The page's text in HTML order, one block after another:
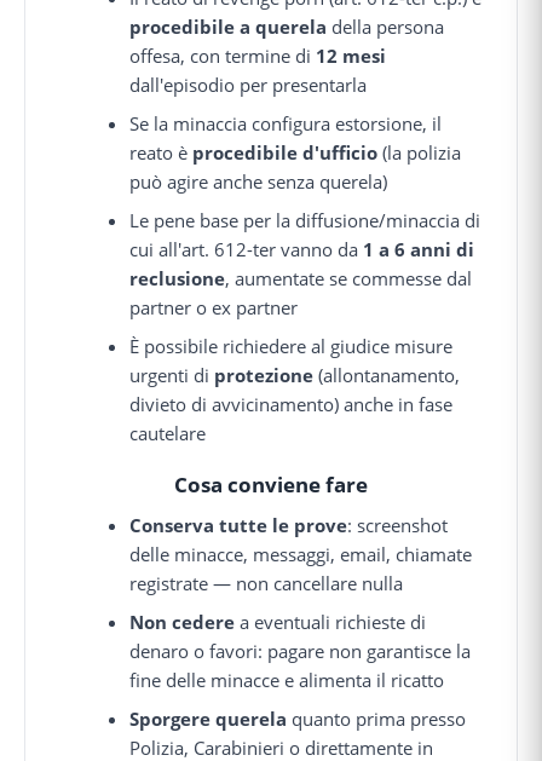
procedibile a querela della persona
offesa, con termine di 12 mesi
dall'episodio per presentarla
Se la minaccia configura estorsione, il
reato è procedibile d'ufficio (la polizia
può agire anche senza querela)
Le pene base per la diffusione/minaccia di
cui all'art. 612-ter vanno da 1 a 6 anni di
reclusione, aumentate se commesse dal
partner o ex partner
È possibile richiedere al giudice misure
urgenti di protezione (allontanamento,
divieto di avvicinamento) anche in fase
cautelare
Cosa conviene fare
Conserva tutte le prove: screenshot
delle minacce, messaggi, email, chiamate
registrate — non cancellare nulla
Non cedere a eventuali richieste di
denaro o favori: pagare non garantisce la
fine delle minacce e alimenta il ricatto
Sporgere querela quanto prima presso
Polizia, Carabinieri o direttamente in